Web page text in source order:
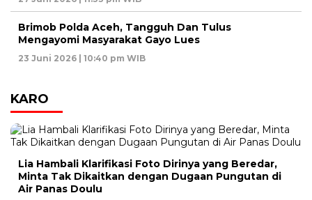
Brimob Polda Aceh, Tangguh Dan Tulus
Mengayomi Masyarakat Gayo Lues
23 Juni 2026 | 10:40 pm WIB
KARO
Lia Hambali Klarifikasi Foto Dirinya yang Beredar,
Minta Tak Dikaitkan dengan Dugaan Pungutan di
Air Panas Doulu